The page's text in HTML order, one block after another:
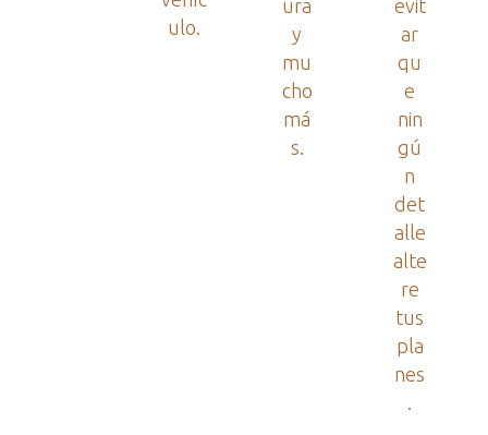
ulo.
ura
y
mu
cho
má
s.
evit
ar
qu
e
nin
gú
n
det
alle
alte
re
tus
pla
nes